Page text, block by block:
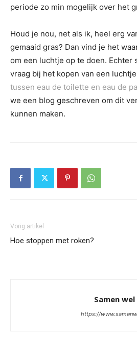
periode zo min mogelijk over het
Houd je nou, net als ik, heel erg
gemaaid gras? Dan vind je het
om een luchtje op te doen. Echter
vraag bij het kopen van een
tussen eau de toilette en eau de
we een blog geschreven om dit
kunnen maken.
Vorig artikel
Hoe stoppen met roken?
Samen wel
https://